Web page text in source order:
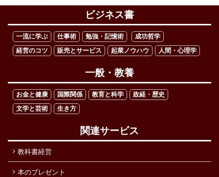
ビジネス書
一流に学ぶ 仕事術 勉強・記憶術
成功哲学
経営のコツ
販売とサービス 起業ノウハウ 人間・心理学
一般・教養
お金と健康 国際関係 教育と科学
政経・歴史
文学と芸術
生き方
関連サービス
教科書経営
本のプレゼント